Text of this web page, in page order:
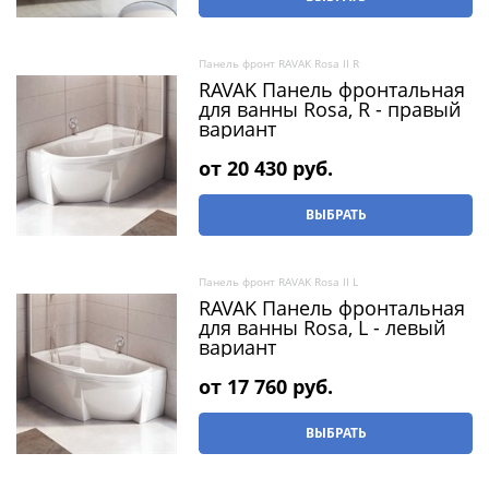
Панель фронт RAVAK Rosa II R
RAVAK Панель фронтальная
для ванны Rosa, R - правый
вариант
от20 430 руб.
ВЫБРАТЬ
Панель фронт RAVAK Rosa II L
RAVAK Панель фронтальная
для ванны Rosa, L - левый
вариант
от 17 760 руб.
ВЫБРАТЬ